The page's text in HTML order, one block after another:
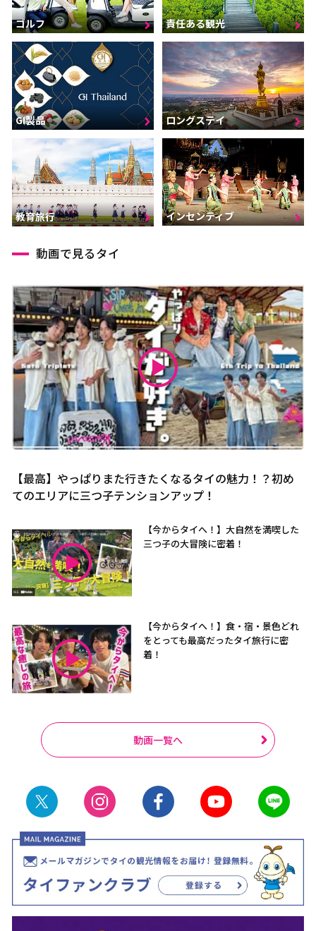
ゴルフ 責任ある観光
GI製品 ロングステイ
教育旅行 インセンティブ
動画で見るタイ
【最高】やっぱりまた行きたくなるタイの魅力！？初め
てのエリアに三つ子テンションアップ！
【今からタイへ！】大自然を満喫した
三つ子の大冒険に密着！
【今からタイへ！】食・宿・景色どれ
をとっても最高だったタイ旅行に密
着！
動画一覧へ